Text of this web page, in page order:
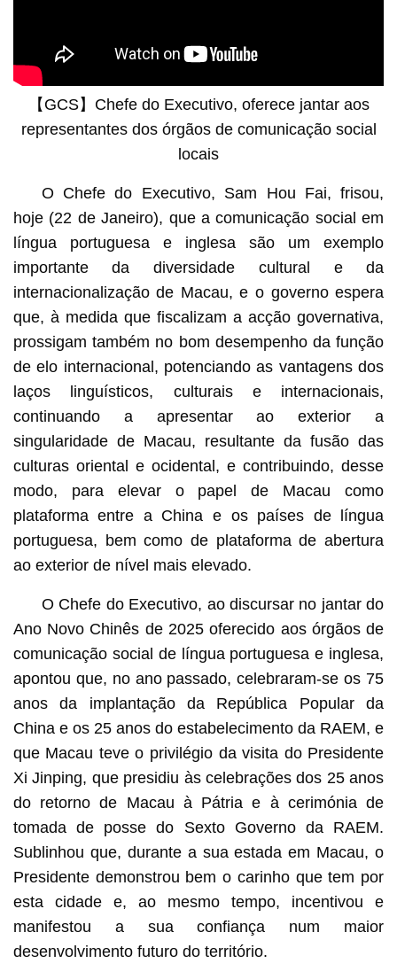
【GCS】Chefe do Executivo, oferece jantar aos
representantes dos órgãos de comunicação social
locais
O Chefe do Executivo, Sam Hou Fai, frisou,
hoje (22 de Janeiro), que a comunicação social em
língua portuguesa e inglesa são um exemplo
importante da diversidade cultural e da
internacionalização de Macau, e o governo espera
que, à medida que fiscalizam a acção governativa,
prossigam também no bom desempenho da função
de elo internacional, potenciando as vantagens dos
laços linguísticos, culturais e internacionais,
continuando a apresentar ao exterior a
singularidade de Macau, resultante da fusão das
culturas oriental e ocidental, e contribuindo, desse
modo, para elevar o papel de Macau como
plataforma entre a China e os países de língua
portuguesa, bem como de plataforma de abertura
ao exterior de nível mais elevado.
O Chefe do Executivo, ao discursar no jantar do
Ano Novo Chinês de 2025 oferecido aos órgãos de
comunicação social de língua portuguesa e inglesa,
apontou que, no ano passado, celebraram-se os 75
anos da implantação da República Popular da
China e os 25 anos do estabelecimento da RAEM, e
que Macau teve o privilégio da visita do Presidente
Xi Jinping, que presidiu às celebrações dos 25 anos
do retorno de Macau à Pátria e à cerimónia de
tomada de posse do Sexto Governo da RAEM.
Sublinhou que, durante a sua estada em Macau, o
Presidente demonstrou bem o carinho que tem por
esta cidade e, ao mesmo tempo, incentivou e
manifestou a sua confiança num maior
desenvolvimento futuro do território.